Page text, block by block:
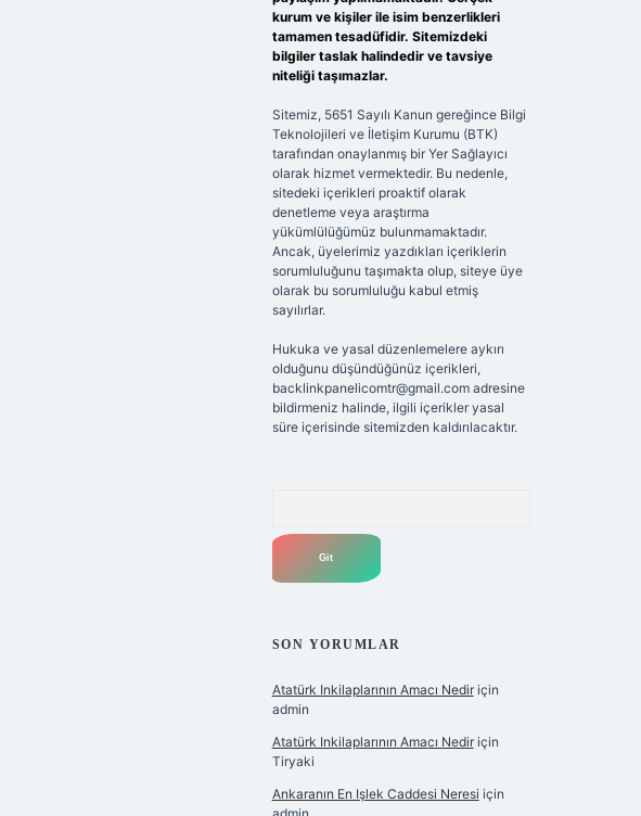
kurum ve kişiler ile isim benzerlikleri
tamamen tesadüfidir. Sitemizdeki
bilgiler taslak halindedir ve tavsiye
niteliği taşımazlar.
Sitemiz, 5651 Sayılı Kanun gereğince Bilgi
Teknolojileri ve İletişim Kurumu (BTK)
tarafından onaylanmış bir Yer Sağlayıcı
olarak hizmet vermektedir. Bu nedenle,
sitedeki içerikleri proaktif olarak
denetleme veya araştırma
yükümlülüğümüz bulunmamaktadır.
Ancak, üyelerimiz yazdıkları içeriklerin
sorumluluğunu taşımakta olup, siteye üye
olarak bu sorumluluğu kabul etmiş
sayılırlar.
Hukuka ve yasal düzenlemelere aykırı
olduğunu düşündüğünüz içerikleri,
backlinkpanelicomtr@gmail.comadresine
bildirmeniz halinde, ilgili içerikler yasal
süre içerisinde sitemizden kaldırılacaktır.
SON YORUMLAR
Atatürk Inkilaplarının Amacı Nediriçin
admin
Atatürk Inkilaplarının Amacı Nediriçin
Tiryaki
Ankaranın En Işlek Caddesi Neresi için